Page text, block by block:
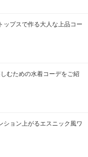
ップスで作る大人な上品コー
むための水着コーデをご紹
ション上がるエスニック風ワ